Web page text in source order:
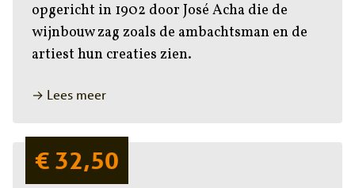
opgericht in 1902 door José Acha die de
wijnbouw zag zoals de ambachtsman en de
artiest hun creaties zien.
→ Lees meer
€ 32,50